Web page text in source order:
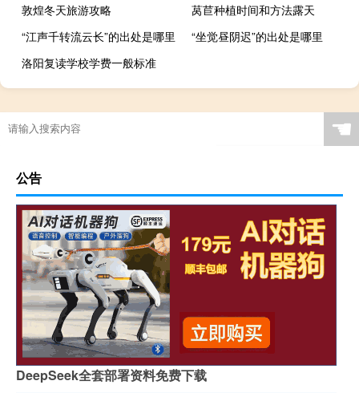
敦煌冬天旅游攻略
莴苣种植时间和方法露天
“江声千转流云长”的出处是哪里
“坐觉昼阴迟”的出处是哪里
洛阳复读学校学费一般标准
☚
公告
DeepSeek全套部署资料免费下载